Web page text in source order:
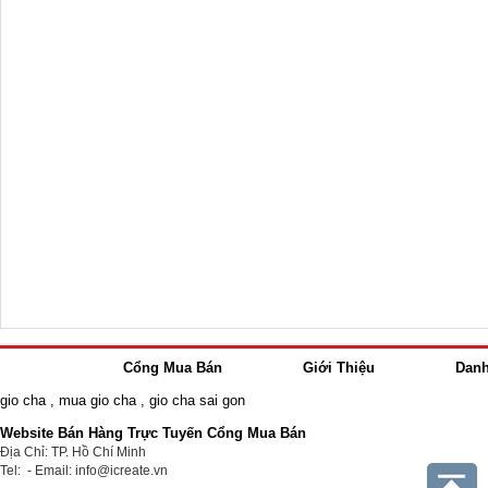
Cổng Mua Bán Giới Thiệu
gio cha, mua gio cha, gio cha sai gon
Website Bán Hàng Trực Tuyến Cổng Mua Bán
Địa Chỉ: TP. Hồ Chí Minh
Tel: - Email: info@icreate.vn